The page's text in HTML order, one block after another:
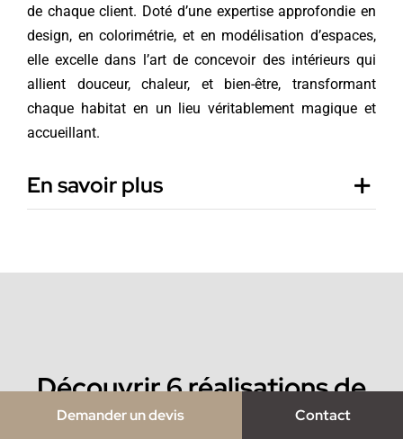
Demander un devis Contact
de chaque client. Doté d’une expertise approfondie en
design, en colorimétrie, et en modélisation d’espaces,
elle excelle dans l’art de concevoir des intérieurs qui
allient douceur, chaleur, et bien-être, transformant
chaque habitat en un lieu véritablement magique et
accueillant.
En savoir plus
Découvrir 6 réalisations de
l’agence Notes de Styles,